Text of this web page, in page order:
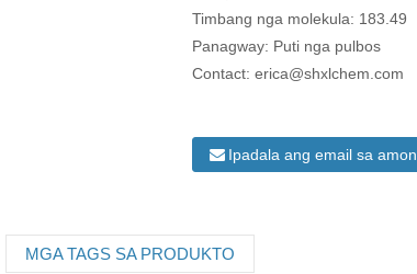
Timbang nga molekula: 183.49
Panagway: Puti nga pulbos
Contact: erica@shxlchem.com
Ipadala ang email sa amon
MGA TAGS SA PRODUKTO